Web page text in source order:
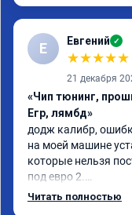
Е Евгений ✓
★★★★★
21 декабря
«Чип тюнинг,
Егр, лямбд»
додж калибр,
на моей машине
которые нельзя
под евро 2.
обратился к
Читать полностью